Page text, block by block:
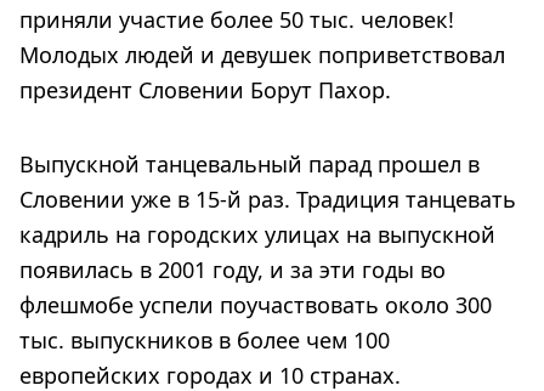
приняли участие более 50 тыс. человек!
Молодых людей и девушек поприветствовал
президент Словении Борут Пахор.
Выпускной танцевальный парад прошел в
Словении уже в 15-й раз. Традиция танцевать
кадриль на городских улицах на выпускной
появилась в 2001 году, и за эти годы во
флешмобе успели поучаствовать около 300
тыс. выпускников в более чем 100
европейских городах и 10 странах.